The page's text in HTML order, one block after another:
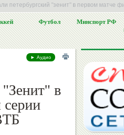
петербургский "зенит" в первом матче
Футбол Минспорт РФ
► Аудио
"Зенит" в
серии